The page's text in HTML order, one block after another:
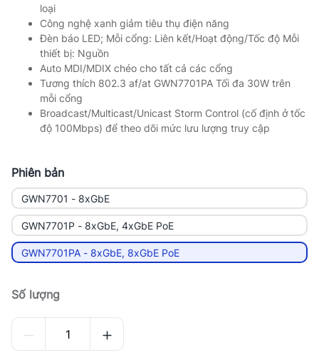
loại
Công nghệ xanh giảm tiêu thụ điện năng
Đèn báo LED; Mỗi cổng: Liên kết/Hoạt động/Tốc độ Mỗi
thiết bị: Nguồn
Auto MDI/MDIX chéo cho tất cả các cổng
Tương thích 802.3 af/at GWN7701PA Tối đa 30W trên
mỗi cổng
Broadcast/Multicast/Unicast Storm Control (cố định ở tốc
độ 100Mbps) để theo dõi mức lưu lượng truy cập
Phiên bản
GWN7701 - 8xGbE
GWN7701P - 8xGbE, 4xGbE PoE
GWN7701PA - 8xGbE, 8xGbE PoE
Số lượng